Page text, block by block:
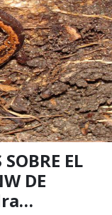
EL
DE